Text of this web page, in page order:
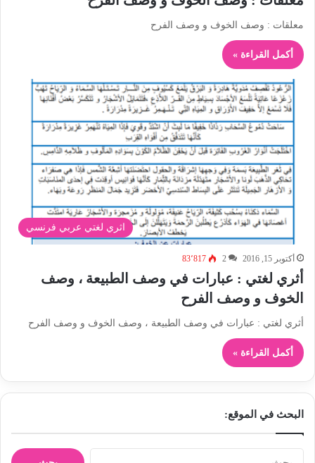
معلقات : وصف الخوف و وصف الفرح
أكمل القراءة »
اثري لغتي عربي فرنسي
أكتوبر 15, 2016 2 83٬817
أثري لغتي : عبارات في وصف الطبيعة ، وصف
الخوف و وصف الفرح
أثري لغتي : عبارات في وصف الطبيعة ، وصف الخوف و وصف الفرح
أكمل القراءة »
البحث في الموقع: